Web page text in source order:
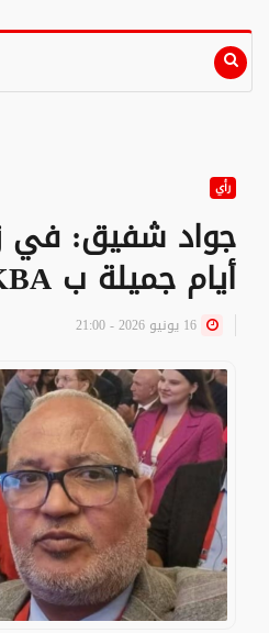
رأي
جواد شفيق: في
أيام جميلة ب MOCKBA الآمنة